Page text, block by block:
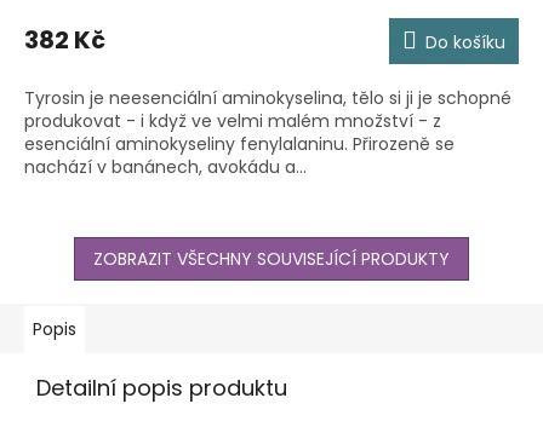
382 Kč Do košíku
Tyrosin je neesenciální aminokyselina, tělo si ji je schopné
produkovat - i když ve velmi malém množství - z
esenciální aminokyseliny fenylalaninu. Přirozeně se
nachází v banánech, avokádu a...
ZOBRAZIT VŠECHNY SOUVISEJÍCÍ PRODUKTY
Popis
Detailní popis produktu